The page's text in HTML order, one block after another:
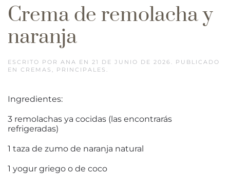
Crema de remolacha y
naranja
ESCRITO POR ANA EN 21 DE JUNIO DE 2026 . PUBLICADO
EN CREMAS , PRINCIPALES .
Ingredientes:
3 remolachas ya cocidas (las encontrarás
refrigeradas)
1 taza de zumo de naranja natural
1 yogur griego o de coco